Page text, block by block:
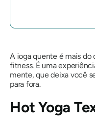
A ioga quente é mais do
fitness. É uma
mente, que deixa você
para fora.
Hot Yoga